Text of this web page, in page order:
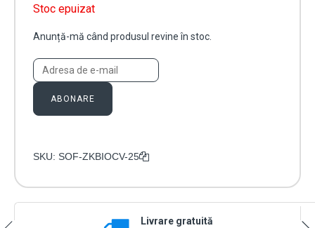
Stoc epuizat
Anunță-mă când produsul revine în stoc.
ABONARE
SKU: SOF-ZKBIOCV-25
Livrare gratuită